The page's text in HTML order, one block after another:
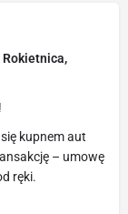
Rokietnica,
kupnem aut
– umowę
ręki.